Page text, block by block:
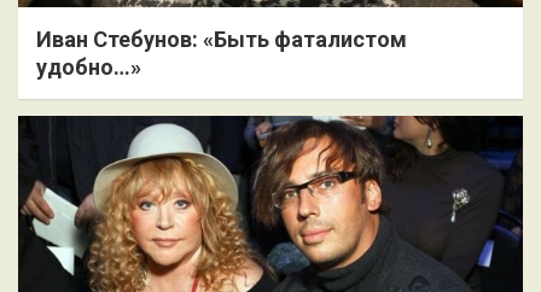
Иван Стебунов: «Быть фаталистом
удобно…»